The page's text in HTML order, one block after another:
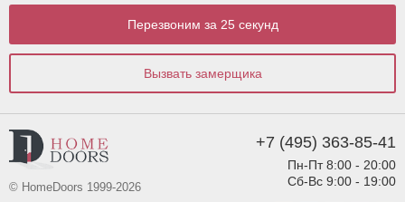
Перезвоним за 25 секунд
Вызвать замерщика
© HomeDoors 1999-2026
+7 (495) 363-85-41
Пн-Пт 8:00 - 20:00
Сб-Вс 9:00 - 19:00